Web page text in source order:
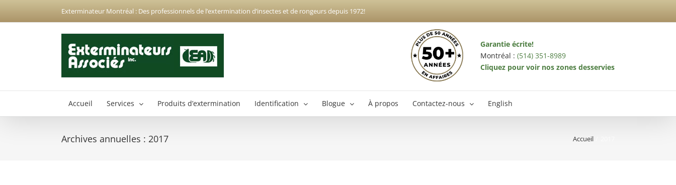
Exterminateur Montréal : Des professionnels de l’extermination d’insectes et de rongeurs depuis 1972!
Garantie écrite!
Montréal : (514) 351-8989
Cliquez pour voir nos zones desservies
Accueil Services Produits d’extermination Identification Blogue À propos Contactez-nous
Exterminateur Anjou
English
Archives annuelles : 2017 Accueil